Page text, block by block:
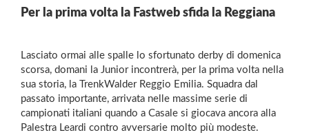
Per la prima volta la Fastweb sfida la Reggiana
Lasciato ormai alle spalle lo sfortunato derby di domenica
scorsa, domani la Junior incontrerà, per la prima volta nella
sua storia, la TrenkWalder Reggio Emilia. Squadra dal
passato importante, arrivata nelle massime serie di
campionati italiani quando a Casale si giocava ancora alla
Palestra Leardi contro avversarie molto più modeste.